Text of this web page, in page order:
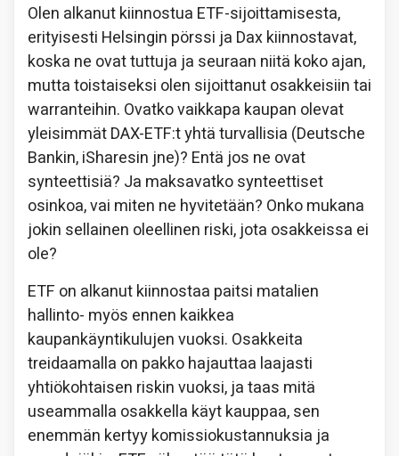
Olen alkanut kiinnostua ETF-sijoittamisesta,
erityisesti Helsingin pörssi ja Dax kiinnostavat,
koska ne ovat tuttuja ja seuraan niitä koko ajan,
mutta toistaiseksi olen sijoittanut osakkeisiin tai
warranteihin. Ovatko vaikkapa kaupan olevat
yleisimmät DAX-ETF:t yhtä turvallisia (Deutsche
Bankin, iSharesin jne)? Entä jos ne ovat
synteettisiä? Ja maksavatko synteettiset
osinkoa, vai miten ne hyvitetään? Onko mukana
jokin sellainen oleellinen riski, jota osakkeissa ei
ole?
ETF on alkanut kiinnostaa paitsi matalien
hallinto- myös ennen kaikkea
kaupankäyntikulujen vuoksi. Osakkeita
treidaamalla on pakko hajauttaa laajasti
yhtiökohtaisen riskin vuoksi, ja taas mitä
useammalla osakkella käyt kauppaa, sen
enemmän kertyy komissiokustannuksia ja